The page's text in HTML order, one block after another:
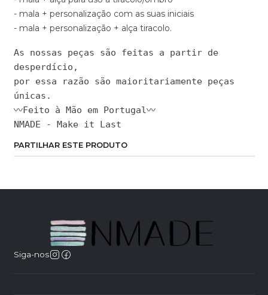
- mala + personalização com as suas iniciais
- mala + personalização + alça tiracolo.
As nossas peças são feitas a partir de
desperdício,
por essa razão são maioritariamente peças
únicas.
〰Feito à Mão em Portugal〰
NMADE - Make it Last
PARTILHAR ESTE PRODUTO
Siga-nos